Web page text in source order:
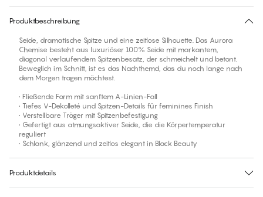
Produktbeschreibung
Seide, dramatische Spitze und eine zeitlose Silhouette. Das Aurora
Chemise besteht aus luxuriöser 100% Seide mit markantem,
diagonal verlaufendem Spitzenbesatz, der schmeichelt und betont.
Beweglich im Schnitt, ist es das Nachthemd, das du noch lange nach
dem Morgen tragen möchtest.
• Fließende Form mit sanftem A-Linien-Fall
• Tiefes V-Dekolleté und Spitzen-Details für feminines Finish
• Verstellbare Träger mit Spitzenbefestigung
• Gefertigt aus atmungsaktiver Seide, die die Körpertemperatur
reguliert
• Schlank, glänzend und zeitlos elegant in Black Beauty
Produktdetails